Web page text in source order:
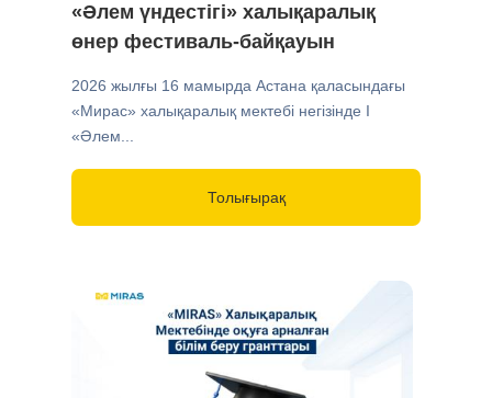
«Әлем үндестігі» халықаралық
өнер фестиваль-байқауын
2026 жылғы 16 мамырда Астана қаласындағы
«Мирас» халықаралық мектебі негізінде I
«Әлем...
Толығырақ